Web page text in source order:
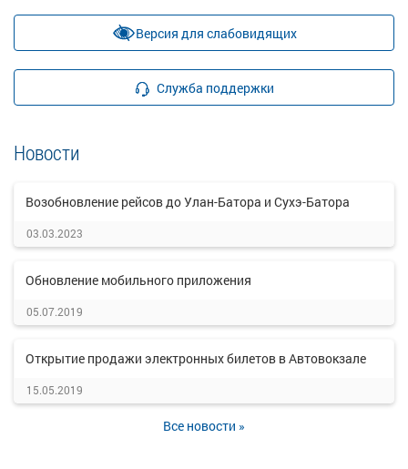
Версия для слабовидящих
Служба поддержки
Новости
Возобновление рейсов до Улан-Батора и Сухэ-Батора
03.03.2023
Обновление мобильного приложения
05.07.2019
Открытие продажи электронных билетов в Автовокзале
15.05.2019
Все новости »